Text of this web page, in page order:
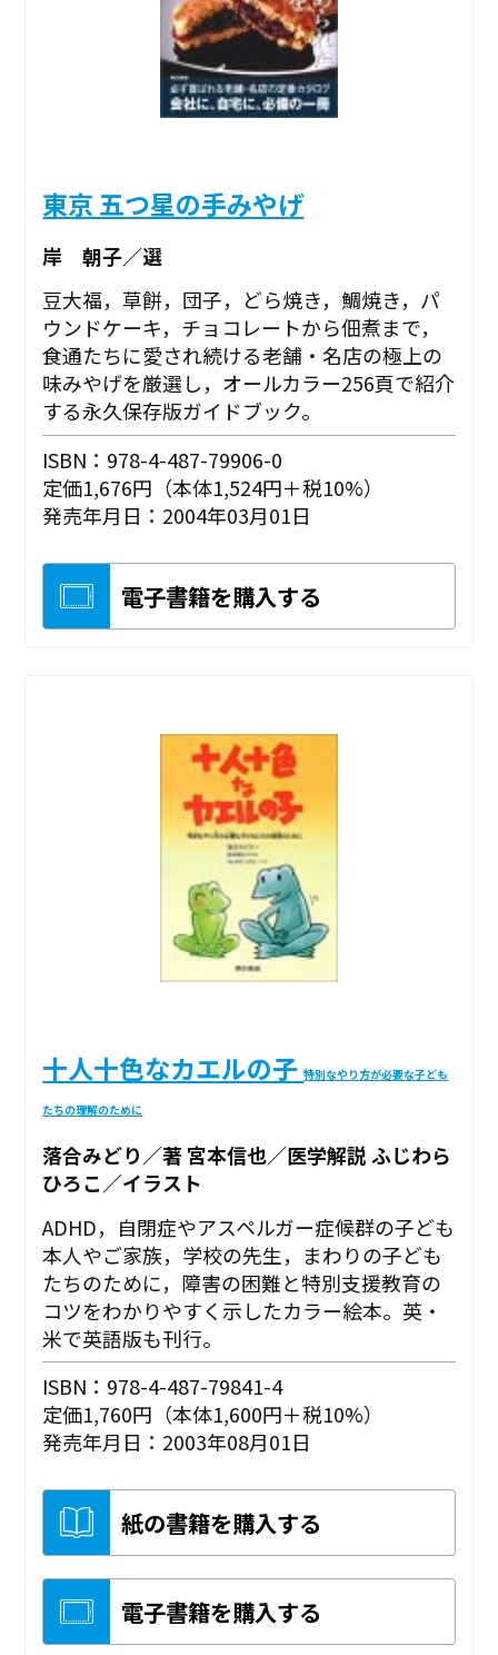
東京 五つ星の手みやげ
岸 朝子／選
豆大福，草餅，団子，どら焼き，鯛焼き，パ
ウンドケーキ，チョコレートから佃煮まで，
食通たちに愛され続ける老舗・名店の極上の
味みやげを厳選し，オールカラー256頁で紹介
する永久保存版ガイドブック。
ISBN：978-4-487-79906-0
定価1,676円（本体1,524円＋税10%）
発売年月日：2004年03月01日
電子書籍を購入する
十人十色なカエルの子特別なやり方が必要な子ども
たちの理解のために
落合みどり／著 宮本信也／医学解説 ふじわら
ひろこ／イラスト
ADHD，自閉症やアスペルガー症候群の子ども
本人やご家族，学校の先生，まわりの子ども
たちのために，障害の困難と特別支援教育の
コツをわかりやすく示したカラー絵本。英・
米で英語版も刊行。
ISBN：978-4-487-79841-4
定価1,760円（本体1,600円＋税10%）
発売年月日：2003年08月01日
紙の書籍を購入する
電子書籍を購入する